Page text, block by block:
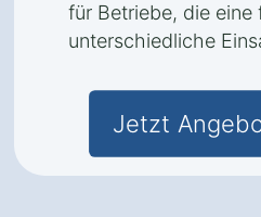
für Betriebe, die eine
unterschiedliche
Jetzt